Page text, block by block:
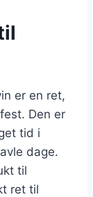
er en ret,
Den er
tid i
dage.
til
ret til